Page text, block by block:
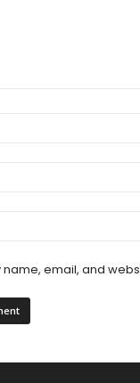
name, email, and